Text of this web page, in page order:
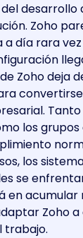
desarrollo
Zoho
día rara vez
Zoho deja
Tanto
los
los
se
en acumular
Zoho
trabajo.